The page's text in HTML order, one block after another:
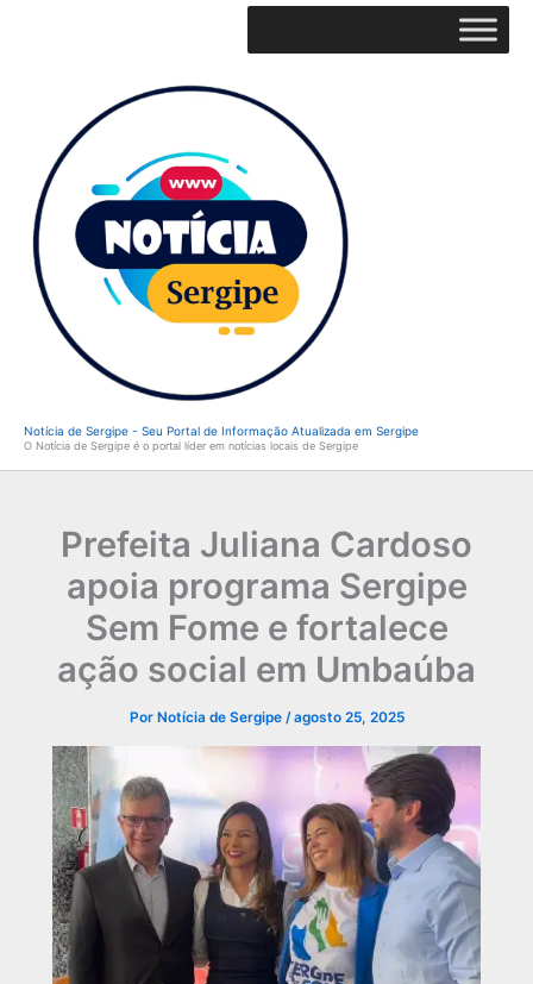
Notícia de Sergipe - Seu Portal de Informação Atualizada em Sergipe
O Notícia de Sergipe é o portal líder em notícias locais de Sergipe
Prefeita Juliana Cardoso
apoia programa Sergipe
Sem Fome e fortalece
ação social em Umbaúba
Por Notícia de Sergipe /agosto 25, 2025